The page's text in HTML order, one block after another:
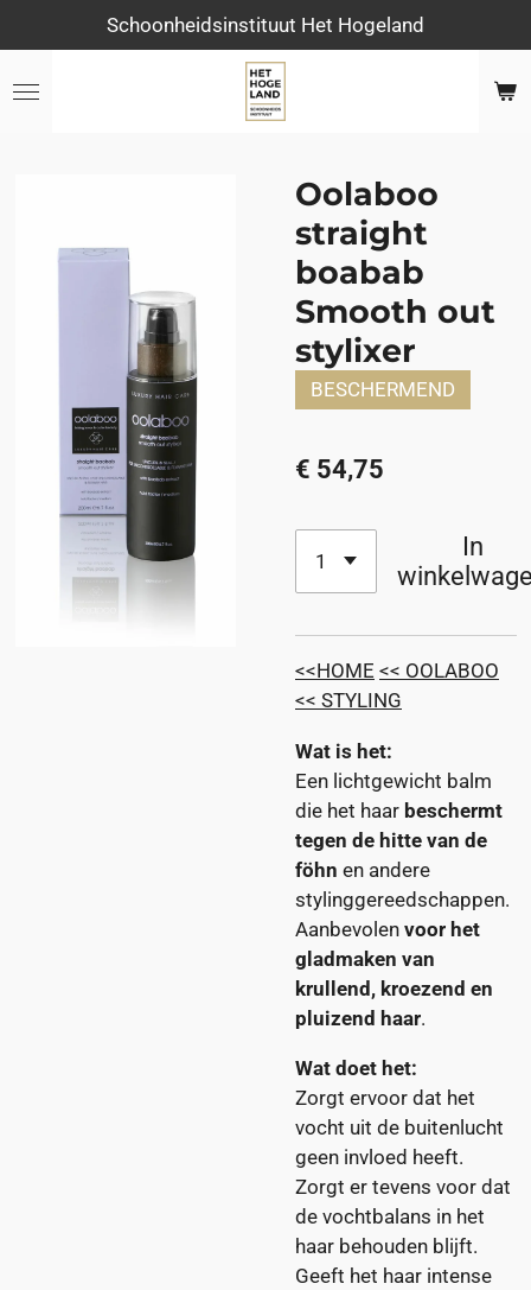
direct
naar
Schoonheidsinstituut Het Hogeland
Oolaboo
straight
boabab
Smooth out
stylixer
BESCHERMEND
€ 54,75
In
<<HOME << OOLABOO
<< STYLING
Wat is het:
Een lichtgewicht balm
die het haar beschermt
tegen de hitte van de
föhn en andere
stylinggereedschappen.
Aanbevolen voor het
gladmaken van
krullend, kroezend en
pluizend haar.
Wat doet het:
Zorgt ervoor dat het
vocht uit de buitenlucht
geen invloed heeft.
Zorgt er tevens voor dat
de vochtbalans in het
haar behouden blijft.
Geeft het haar intense